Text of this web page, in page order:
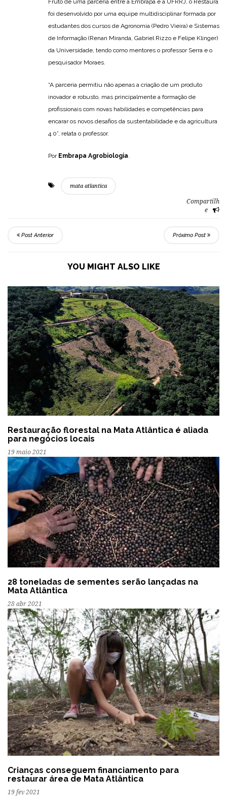
Fruto de uma parceria entre a Embrapa e a UFRRJ, o Restaura
foi desenvolvido por uma equipe multidisciplinar formada por
estudantes dos cursos de Agronomia (Pedro Vieira) e Sistemas
de Informação (Renan Miranda, Gabriel Rizzo e Felipe Klinger)
da Universidade, tendo como mentores o professor Serra e o
pesquisador Moraes.
“A parceria permitiu não apenas a criação de um produto
inovador e robusto, mas principalmente a formação de
profissionais com novas habilidades e competências para
encarar os novos desafios da sustentabilidade e da agricultura
4.0”, relata o professor.
Por Embrapa Agrobiologia.
mata atlantica
Compartilh
e
Post Anterior Próximo Post
YOU MIGHT ALSO LIKE
Restauração florestal na Mata Atlântica é aliada
para negócios locais
19 maio 2021
28 toneladas de sementes serão lançadas na
Mata Atlântica
28 abr 2021
Crianças conseguem financiamento para
restaurar área de Mata Atlântica
19 fev 2021